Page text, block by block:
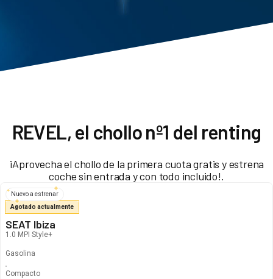
REVEL, el chollo nº1 del renting
¡Aprovecha el chollo de la primera cuota gratis y estrena
coche sin entrada y con todo incluido!.
Nuevo a estrenar
Agotado actualmente
SEAT Ibiza
1.0 MPI Style+
Gasolina
Compacto